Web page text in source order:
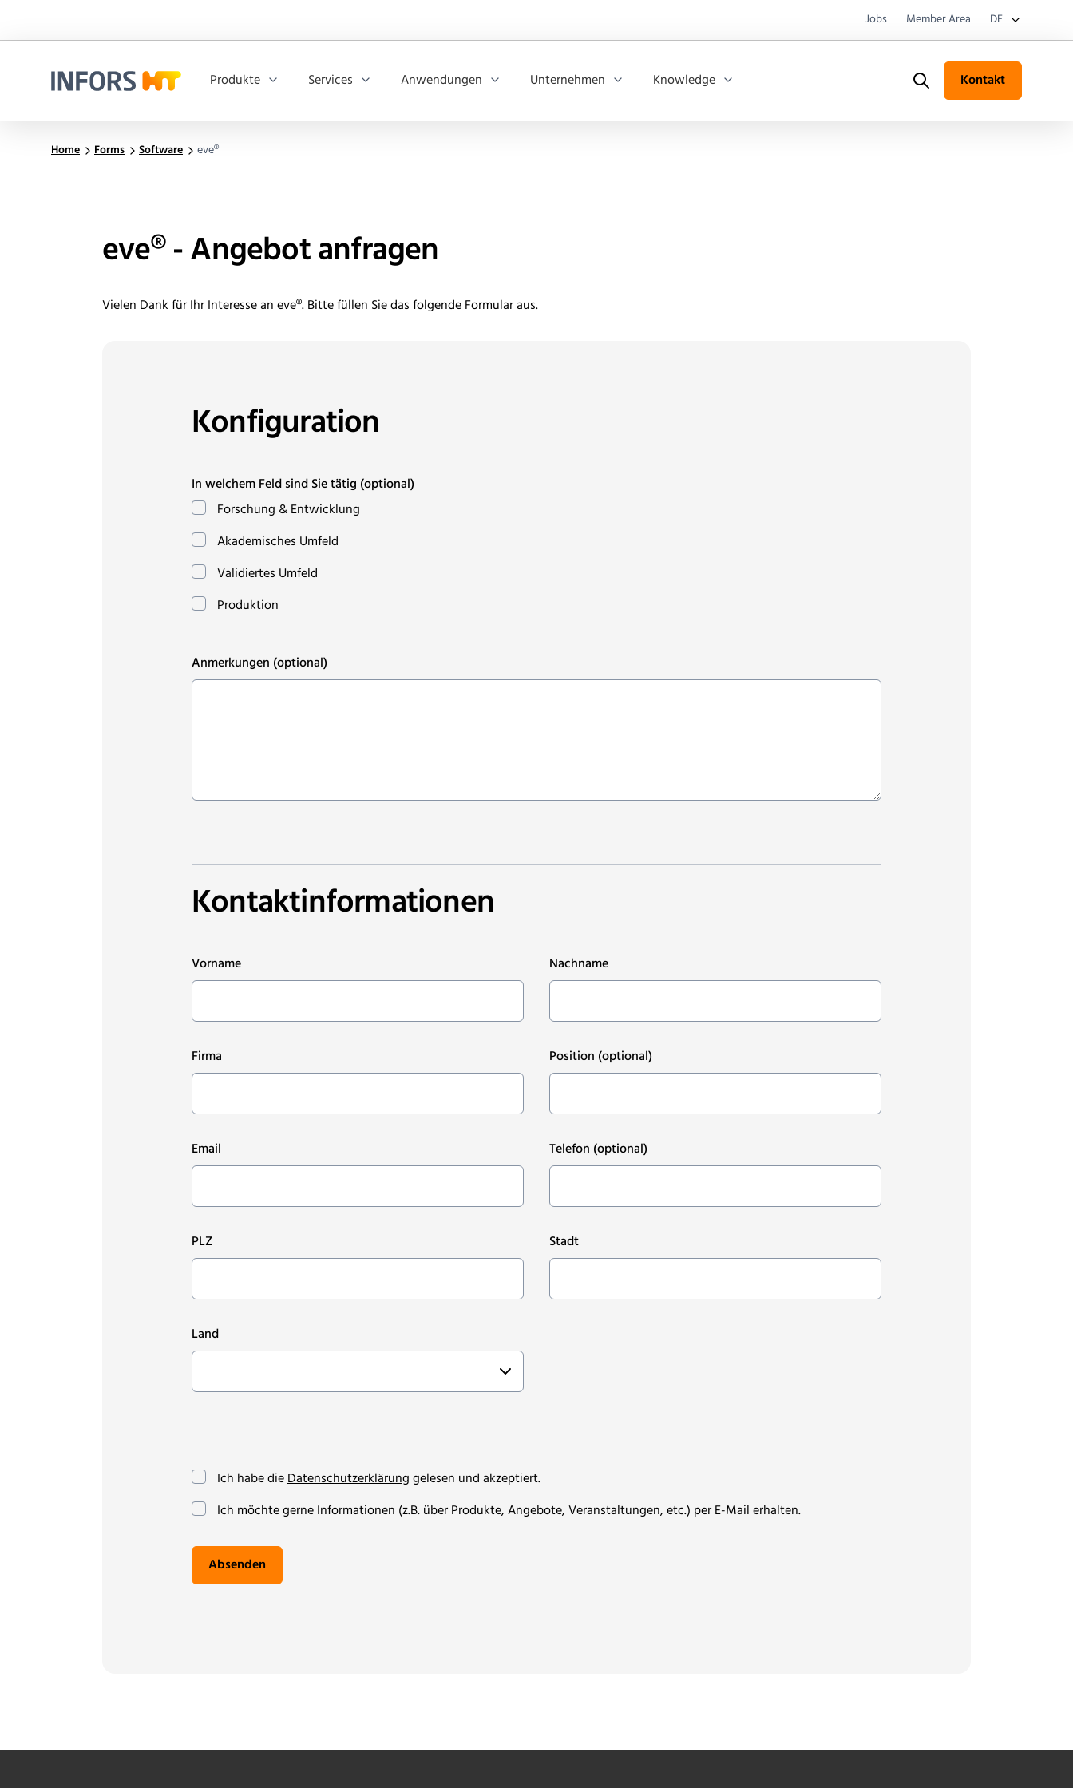
Jobs Member Area DE
Produkte Services Anwendungen Unternehmen Knowledge Search Kontakt
Home Forms Software eve®
eve® - Angebot anfragen
Vielen Dank für Ihr Interesse an eve®. Bitte füllen Sie das folgende Formular aus.
Konfiguration
In welchem Feld sind Sie tätig (optional)
Forschung & Entwicklung
Akademisches Umfeld
Validiertes Umfeld
Produktion
Anmerkungen (optional)
Kontaktinformationen
Vorname Nachname
Firma Position (optional)
Email Telefon (optional)
PLZ Stadt
Land
Ich habe dieDatenschutzerklärunggelesen und akzeptiert.
(optional)Ich möchte gerne Informationen (z.B. über Produkte, Angebote, Veranstaltungen, etc.) per E-Mail erhalten.
Absenden